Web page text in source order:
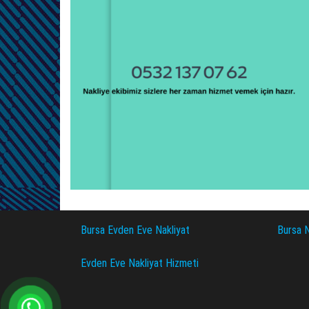
Bursa Evden Eve Nakliyat Bursa
Evden Eve Nakliyat Hizmeti